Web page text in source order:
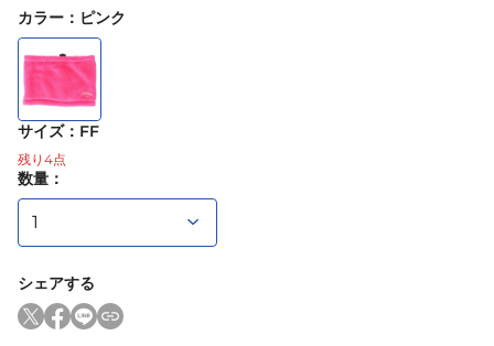
カラー ： ピンク
サイズ： FF
残り 4点
数量：
シェアする